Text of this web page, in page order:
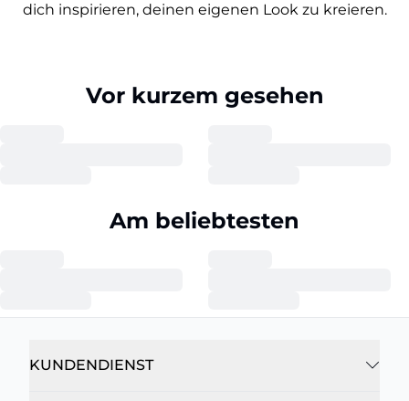
dich inspirieren, deinen eigenen Look zu kreieren.
Vor kurzem gesehen
Am beliebtesten
KUNDENDIENST